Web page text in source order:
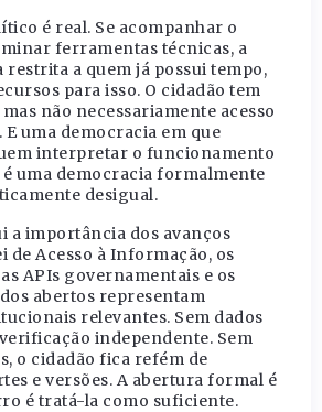
é real. Se acompanhar o
ferramentas técnicas, a
a quem já possui tempo,
para isso. O cidadão tem
não necessariamente acesso
E uma democracia em que
interpretar o funcionamento
uma democracia formalmente
desigual.
a importância dos avanços
de Acesso à Informação, os
APIs governamentais e os
abertos representam
relevantes. Sem dados
independente. Sem
o cidadão fica refém de
e versões. A abertura formal é
é tratá-la como suficiente.